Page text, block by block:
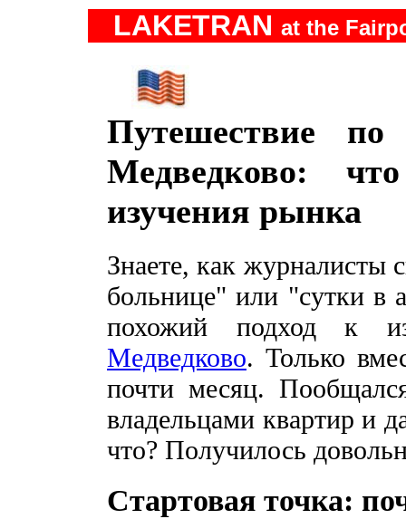
LAKETRAN at the
Путешествие
Медведково:
изучения рынка
Знаете, как журналисты
больнице" или "сутки в
похожий подход к
Медведково. Только
почти месяц.
владельцами квартир и
что? Получилось
Стартовая точка: